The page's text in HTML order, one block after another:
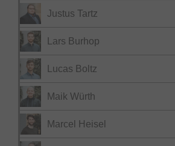
Justus Tartz
Lars Burhop
Lucas Boltz
Maik Würth
Marcel Heisel